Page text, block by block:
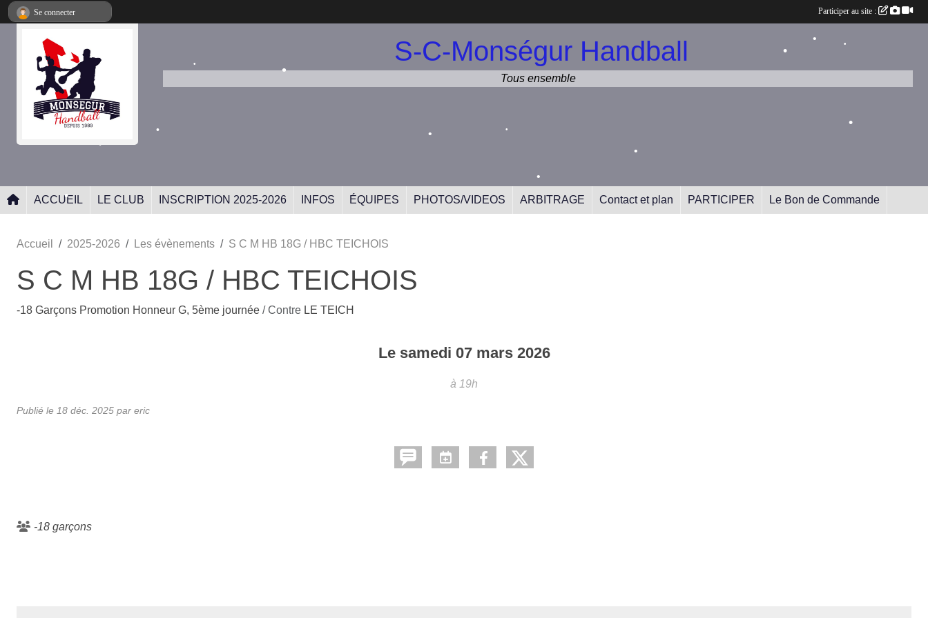
S-C-Monségur Handball
Tous ensemble
ACCUEIL LE CLUB INSCRIPTION 2025-2026 INFOS ÉQUIPES PHOTOS/VIDEOS ARBITRAGE Contact et plan PARTICIPER Le Bon de Commande
Accueil 2025-2026 Les évènements S C M HB 18G / HBC TEICHOIS
S C M HB 18G / HBC TEICHOIS
-18 Garçons Promotion Honneur G, 5ème journée / Contre LE TEICH
Le samedi 07 mars 2026
à 19h
Publié le 18 déc. 2025 par eric
-18 garçons
Se connecter Participer au site :
• •
•
•
Panneau de gestion des cookies